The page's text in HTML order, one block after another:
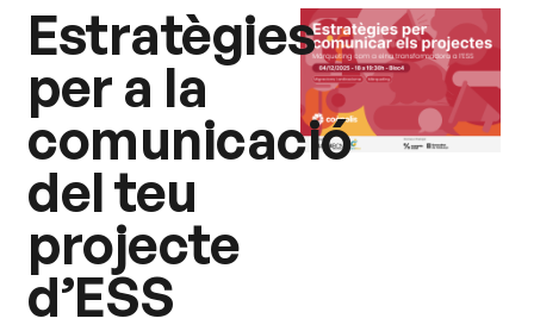
Estratègies
per a la
comunicació
del teu
projecte
d’ESS